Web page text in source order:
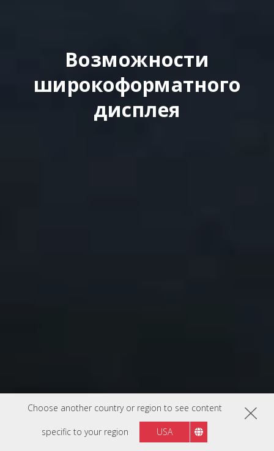
Choose another country or region to see content
specific to your region USA
Возможности
широкоформатного
дисплея​